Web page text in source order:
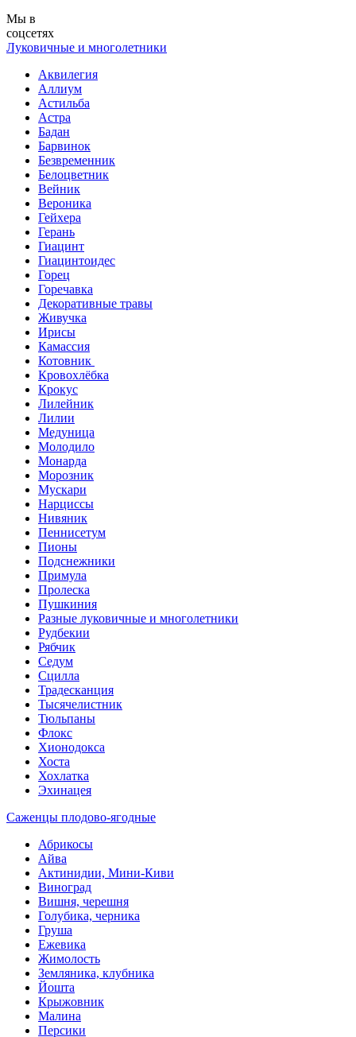
Мы в
соцсетях
Луковичные и многолетники
Аквилегия
Аллиум
Астильба
Астра
Бадан
Барвинок
Безвременник
Белоцветник
Вейник
Вероника
Гейхера
Герань
Гиацинт
Гиацинтоидес
Горец
Горечавка
Декоративные травы
Живучка
Ирисы
Камассия
Котовник
Кровохлёбка
Крокус
Лилейник
Лилии
Медуница
Молодило
Монарда
Морозник
Мускари
Нарциссы
Нивяник
Пеннисетум
Пионы
Подснежники
Примула
Пролеска
Пушкиния
Разные луковичные и многолетники
Рудбекии
Рябчик
Седум
Сцилла
Традесканция
Тысячелистник
Тюльпаны
Флокс
Хионодокса
Хоста
Хохлатка
Эхинацея
Саженцы плодово-ягодные
Абрикосы
Айва
Актинидии, Мини-Киви
Виноград
Вишня, черешня
Голубика, черника
Груша
Ежевика
Жимолость
Земляника, клубника
Йошта
Крыжовник
Малина
Персики